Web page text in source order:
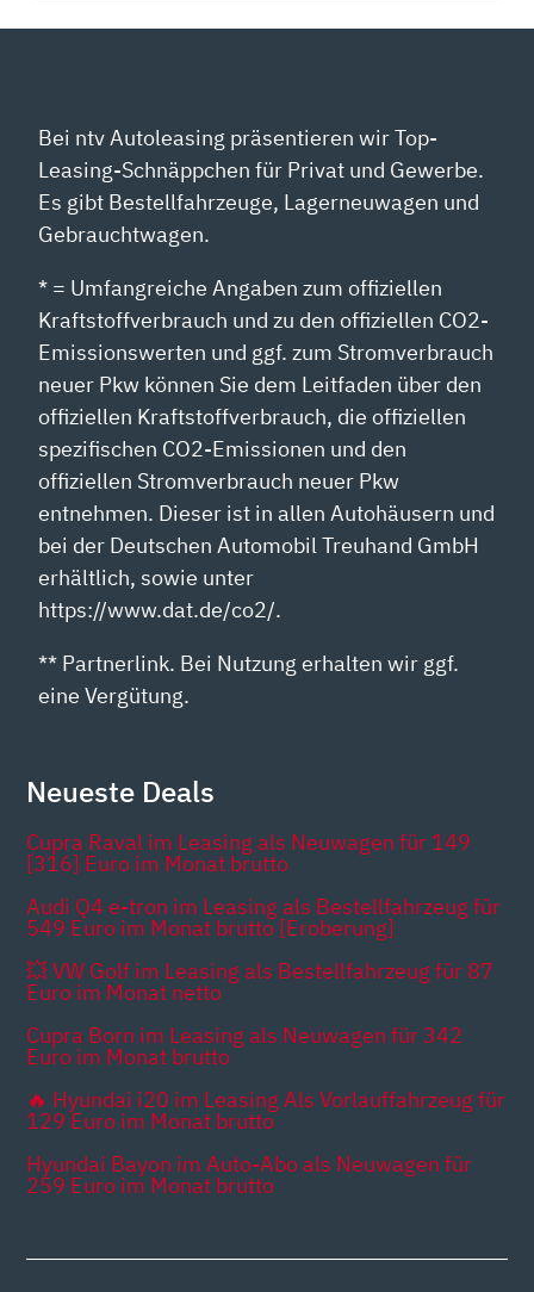
Bei ntv Autoleasing präsentieren wir Top-
Leasing-Schnäppchen für Privat und Gewerbe.
Es gibt Bestellfahrzeuge, Lagerneuwagen und
Gebrauchtwagen.
* = Umfangreiche Angaben zum offiziellen
Kraftstoffverbrauch und zu den offiziellen CO2-
Emissionswerten und ggf. zum Stromverbrauch
neuer Pkw können Sie dem Leitfaden über den
offiziellen Kraftstoffverbrauch, die offiziellen
spezifischen CO2-Emissionen und den
offiziellen Stromverbrauch neuer Pkw
entnehmen. Dieser ist in allen Autohäusern und
bei der Deutschen Automobil Treuhand GmbH
erhältlich, sowie unter
https://www.dat.de/co2/.
** Partnerlink. Bei Nutzung erhalten wir ggf.
eine Vergütung.
Neueste Deals
Cupra Raval im Leasing als Neuwagen für 149
[316] Euro im Monat brutto
Audi Q4 e-tron im Leasing als Bestellfahrzeug für
549 Euro im Monat brutto [Eroberung]
💥 VW Golf im Leasing als Bestellfahrzeug für 87
Euro im Monat netto
Cupra Born im Leasing als Neuwagen für 342
Euro im Monat brutto
🔥 Hyundai i20 im Leasing Als Vorlauffahrzeug für
129 Euro im Monat brutto
Hyundai Bayon im Auto-Abo als Neuwagen für
259 Euro im Monat brutto